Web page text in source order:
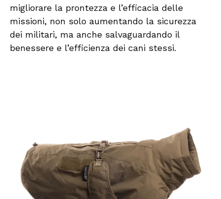
migliorare la prontezza e l’efficacia delle
missioni, non solo aumentando la sicurezza
dei militari, ma anche salvaguardando il
benessere e l’efficienza dei cani stessi.